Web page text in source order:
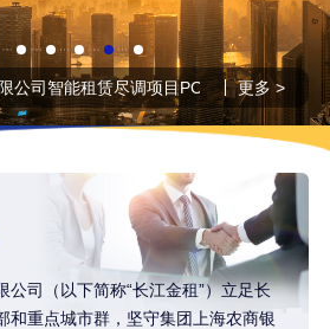
司智能租赁尽调项目POC供应商征集公告
更多 >
公司（以下简称“长江金租”）立足长
和重点城市群，坚守集团上海农商银